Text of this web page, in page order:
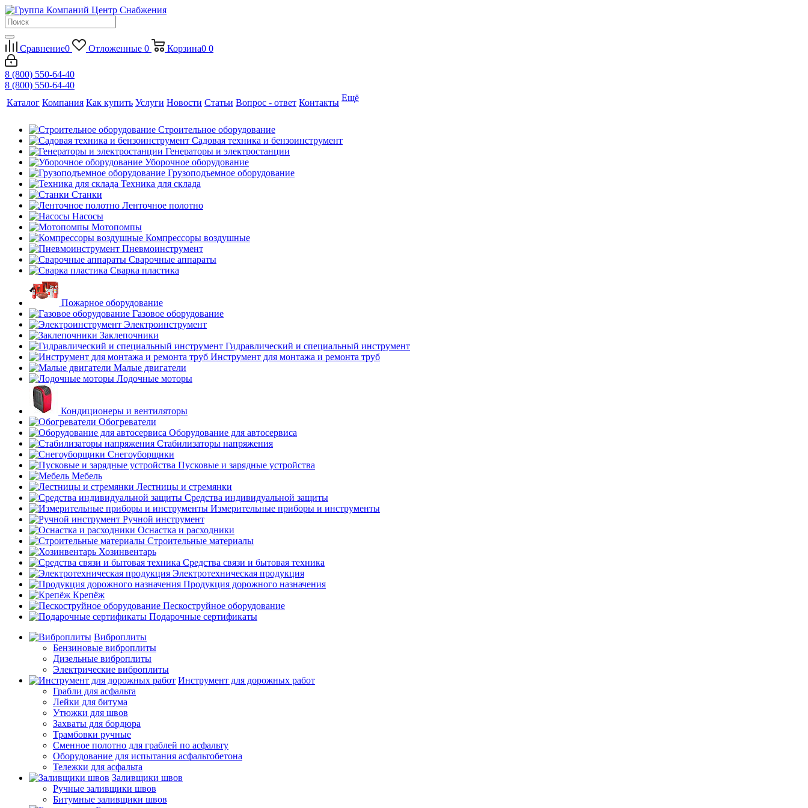
Сравнение0 Отложенные 0 Корзина0 0
8 (800) 550-64-40
8 (800) 550-64-40
Каталог Компания Как купить Услуги Новости Статьи Вопрос - ответ Контакты Ещё
Строительное оборудование
Садовая техника и бензоинструмент
Генераторы и электростанции
Уборочное оборудование
Грузоподъемное оборудование
Техника для склада
Станки
Ленточное полотно
Насосы
Мотопомпы
Компрессоры воздушные
Пневмоинструмент
Сварочные аппараты
Сварка пластика
Пожарное оборудование
Газовое оборудование
Электроинструмент
Заклепочники
Гидравлический и специальный инструмент
Инструмент для монтажа и ремонта труб
Малые двигатели
Лодочные моторы
Кондиционеры и вентиляторы
Обогреватели
Оборудование для автосервиса
Стабилизаторы напряжения
Снегоуборщики
Пусковые и зарядные устройства
Мебель
Лестницы и стремянки
Средства индивидуальной защиты
Измерительные приборы и инструменты
Ручной инструмент
Оснастка и расходники
Строительные материалы
Хозинвентарь
Средства связи и бытовая техника
Электротехническая продукция
Продукция дорожного назначения
Крепёж
Пескоструйное оборудование
Подарочные сертификаты
Виброплиты
Бензиновые виброплиты
Дизельные виброплиты
Электрические виброплиты
Инструмент для дорожных работ
Грабли для асфальта
Лейки для битума
Утюжки для швов
Захваты для бордюра
Трамбовки ручные
Сменное полотно для граблей по асфальту
Оборудование для испытания асфальтобетона
Тележки для асфальта
Заливщики швов
Ручные заливщики швов
Битумные заливщики швов